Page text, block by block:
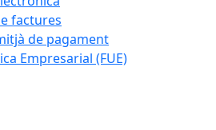
factures
de pagament
Empresarial (FUE)